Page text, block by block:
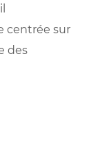
centrée sur
des